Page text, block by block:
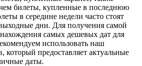
билеты, купленные в последнюю
в середине недели часто стоят
дни. Для получения самой
самых дешевых дат для
использовать наш
который предоставляет актуальные
даты.